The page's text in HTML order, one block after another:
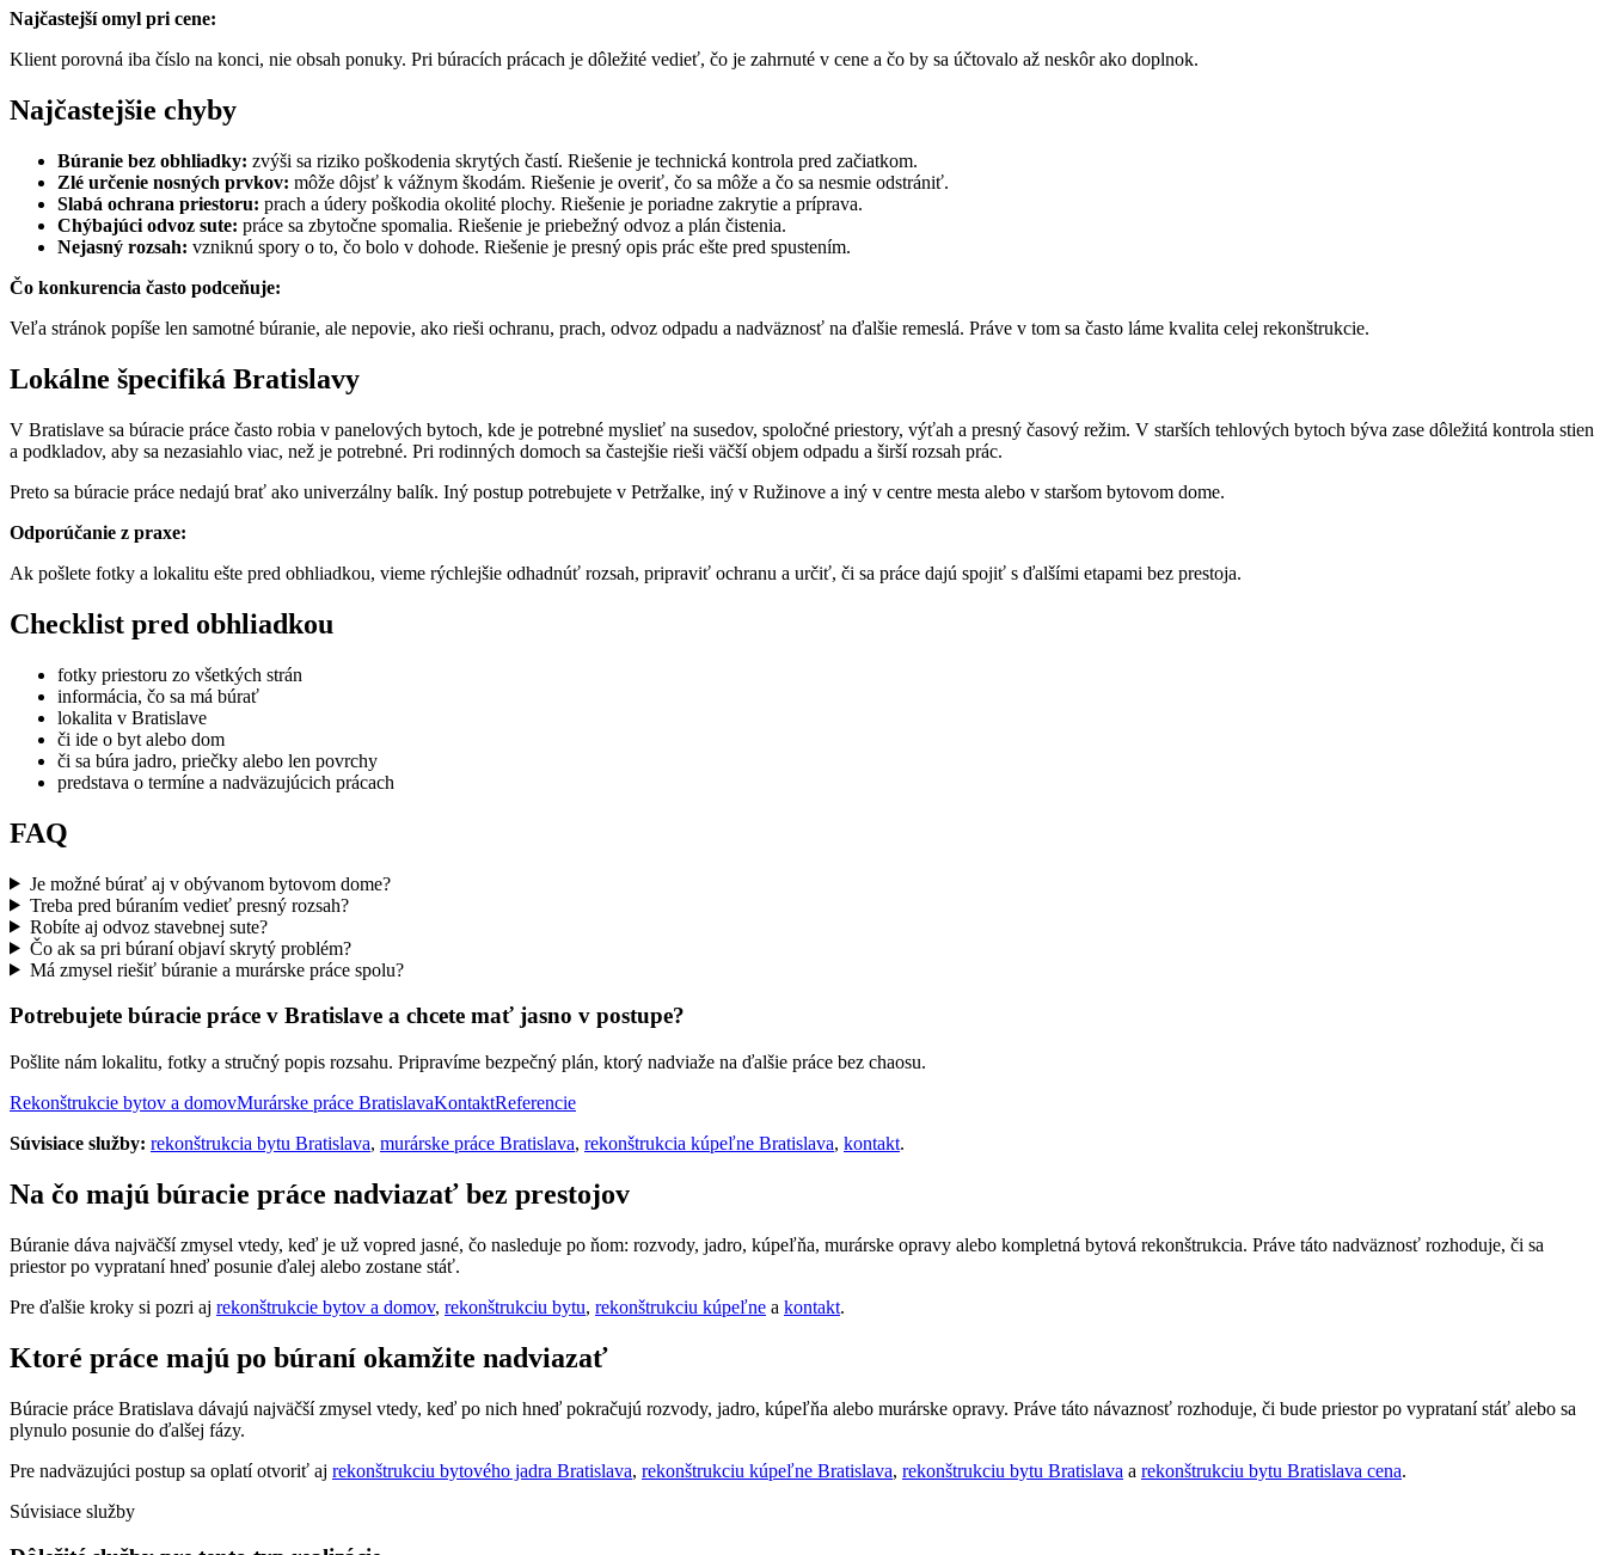
Najčastejší omyl pri cene:
Klient porovná iba číslo na konci, nie obsah ponuky. Pri búracích prácach je dôležité vedieť, čo je zahrnuté v cene a čo by sa účtovalo až neskôr ako doplnok.
Najčastejšie chyby
Búranie bez obhliadky: zvýši sa riziko poškodenia skrytých častí. Riešenie je technická kontrola pred začiatkom.
Zlé určenie nosných prvkov: môže dôjsť k vážnym škodám. Riešenie je overiť, čo sa môže a čo sa nesmie odstrániť.
Slabá ochrana priestoru: prach a údery poškodia okolité plochy. Riešenie je poriadne zakrytie a príprava.
Chýbajúci odvoz sute: práce sa zbytočne spomalia. Riešenie je priebežný odvoz a plán čistenia.
Nejasný rozsah: vzniknú spory o to, čo bolo v dohode. Riešenie je presný opis prác ešte pred spustením.
Čo konkurencia často podceňuje:
Veľa stránok popíše len samotné búranie, ale nepovie, ako rieši ochranu, prach, odvoz odpadu a nadväznosť na ďalšie remeslá. Práve v tom sa často láme kvalita celej rekonštrukcie.
Lokálne špecifiká Bratislavy
V Bratislave sa búracie práce často robia v panelových bytoch, kde je potrebné myslieť na susedov, spoločné priestory, výťah a presný časový režim. V starších tehlových bytoch býva zase dôležitá kontrola stien
a podkladov, aby sa nezasiahlo viac, než je potrebné. Pri rodinných domoch sa častejšie rieši väčší objem odpadu a širší rozsah prác.
Preto sa búracie práce nedajú brať ako univerzálny balík. Iný postup potrebujete v Petržalke, iný v Ružinove a iný v centre mesta alebo v staršom bytovom dome.
Odporúčanie z praxe:
Ak pošlete fotky a lokalitu ešte pred obhliadkou, vieme rýchlejšie odhadnúť rozsah, pripraviť ochranu a určiť, či sa práce dajú spojiť s ďalšími etapami bez prestoja.
Checklist pred obhliadkou
fotky priestoru zo všetkých strán
informácia, čo sa má búrať
lokalita v Bratislave
či ide o byt alebo dom
či sa búra jadro, priečky alebo len povrchy
predstava o termíne a nadväzujúcich prácach
FAQ
Je možné búrať aj v obývanom bytovom dome?
Treba pred búraním vedieť presný rozsah?
Robíte aj odvoz stavebnej sute?
Čo ak sa pri búraní objaví skrytý problém?
Má zmysel riešiť búranie a murárske práce spolu?
Potrebujete búracie práce v Bratislave a chcete mať jasno v postupe?
Pošlite nám lokalitu, fotky a stručný popis rozsahu. Pripravíme bezpečný plán, ktorý nadviaže na ďalšie práce bez chaosu.
Rekonštrukcie bytov a domovMurárske práce BratislavaKontaktReferencie
Súvisiace služby: rekonštrukcia bytu Bratislava, murárske práce Bratislava, rekonštrukcia kúpeľne Bratislava, kontakt.
Na čo majú búracie práce nadviazať bez prestojov
Búranie dáva najväčší zmysel vtedy, keď je už vopred jasné, čo nasleduje po ňom: rozvody, jadro, kúpeľňa, murárske opravy alebo kompletná bytová rekonštrukcia. Práve táto nadväznosť rozhoduje, či sa
priestor po vyprataní hneď posunie ďalej alebo zostane stáť.
Pre ďalšie kroky si pozri aj rekonštrukcie bytov a domov, rekonštrukciu bytu, rekonštrukciu kúpeľne a kontakt.
Ktoré práce majú po búraní okamžite nadviazať
Búracie práce Bratislava dávajú najväčší zmysel vtedy, keď po nich hneď pokračujú rozvody, jadro, kúpeľňa alebo murárske opravy. Práve táto návaznosť rozhoduje, či bude priestor po vyprataní stáť alebo sa
plynulo posunie do ďalšej fázy.
Pre nadväzujúci postup sa oplatí otvoriť aj rekonštrukciu bytového jadra Bratislava, rekonštrukciu kúpeľne Bratislava, rekonštrukciu bytu Bratislava a rekonštrukciu bytu Bratislava cena.
Súvisiace služby